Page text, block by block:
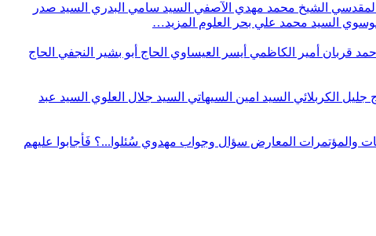
المقدسي الشيخ محمد مهدي الآصفي السيد سامي البدري السيد صدر
السيد محمد علي بحر العلوم المزيد…
أحمد قربان أمير الكاظمي أيسر العيساوي الحاج أبو بشير النجفي الحاج
جليل الكربلائي السيد امين السيهاتي السيد جلال العلوي السيد عبد
والمؤتمرات المعارض سؤال وجواب مهدوي سُئلوا...؟ فَأجابوا عليهم